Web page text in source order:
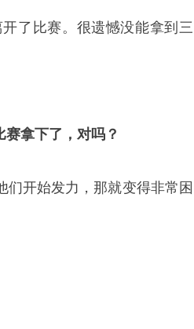
了比赛。很遗憾没能拿到三
拿下了，对吗？
们开始发力，那就变得非常困